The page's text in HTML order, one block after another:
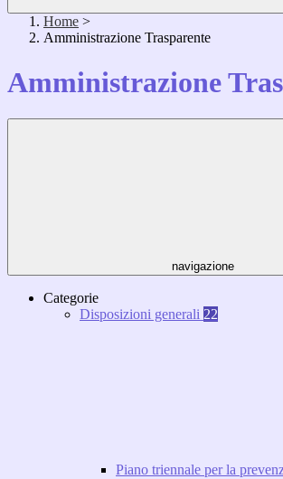
Home >
Amministrazione Trasparente
Amministrazione
navigazione
Categorie
Disposizioni generali 22
Piano triennale per la